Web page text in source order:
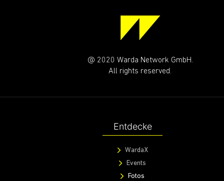
@ 2020 Warda Network GmbH.
All rights reserved.
Entdecke
WardaX
Events
Fotos